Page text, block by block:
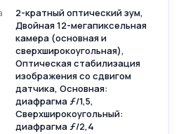
2-кратный оптический зум,
Двойная 12-мегапиксельная
камера (основная и
сверхширокоугольная),
Оптическая стабилизация
изображения со сдвигом
датчика, Основная:
диафрагма ƒ/1,5,
Сверхширокоугольный:
диафрагма ƒ/2,4